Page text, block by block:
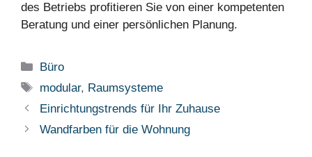
des Betriebs profitieren Sie von einer kompetenten
Beratung und einer persönlichen Planung.
Kategorien
Büro
Schlagwörter
modular, Raumsysteme
Einrichtungstrends für Ihr Zuhause
Wandfarben für die Wohnung